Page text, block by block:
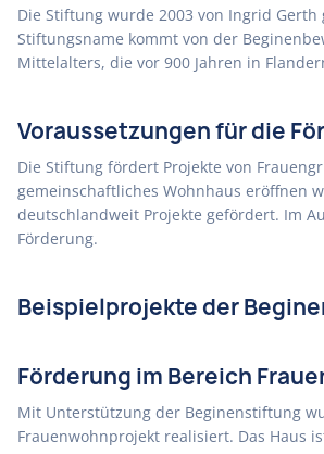
Die Stiftung wurde 2003 von Ingrid Gerth
Stiftungsname kommt von der
Mittelalters, die vor 900 Jahren in
Voraussetzungen für die
Die Stiftung fördert Projekte von
gemeinschaftliches Wohnhaus eröffnen
deutschlandweit Projekte gefördert. Im
Förderung.
Beispielprojekte der
Förderung im Bereich
Mit Unterstützung der Beginenstiftung
Frauenwohnprojekt realisiert. Das Haus